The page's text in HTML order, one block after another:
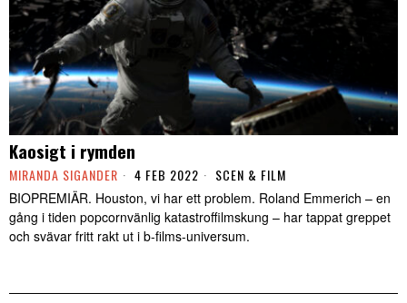
Kaosigt i rymden
MIRANDA SIGANDER 4 FEB 2022 SCEN & FILM
BIOPREMIÄR. Houston, vi har ett problem. Roland Emmerich – en
gång i tiden popcornvänlig katastroffilmskung – har tappat greppet
och svävar fritt rakt ut i b-films-universum.